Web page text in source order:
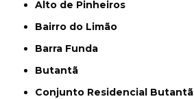
Alto de Pinheiros
Bairro do Limão
Barra Funda
Butantã
Conjunto Residencial Butantã